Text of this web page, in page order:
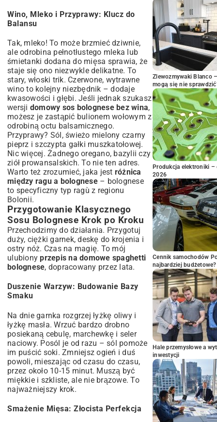
Wino, Mleko i Przyprawy: Klucz do
Balansu
Tak, mleko! To może brzmieć dziwnie,
ale odrobina pełnotłustego mleka lub
śmietanki dodana do mięsa sprawia, że
staje się ono niezwykle delikatne. To
stary, włoski trik. Czerwone, wytrawne
wino to kolejny niezbędnik – dodaje
kwasowości i głębi. Jeśli jednak szukasz
wersji domowy sos bolognese bez wina,
możesz je zastąpić bulionem wołowym z
odrobiną octu balsamicznego.
Przyprawy? Sól, świeżo mielony czarny
pieprz i szczypta gałki muszkatołowej.
Nic więcej. Żadnego oregano, bazylii czy
ziół prowansalskich. To nie ten adres.
Warto też zrozumieć, jaka jest różnica
między ragu a bolognese– bolognese
to specyficzny typ ragù z regionu
Bolonii.
Przygotowanie Klasycznego
Sosu Bolognese Krok po Kroku
Przechodzimy do działania. Przygotuj
duży, ciężki garnek, deskę do krojenia i
ostry nóż. Czas na magię. To mój
ulubionyprzepis na domowe spaghetti
bolognese, dopracowany przez lata.
Duszenie Warzyw: Budowanie Bazy
Smaku
Na dnie garnka rozgrzej łyżkę oliwy i
łyżkę masła. Wrzuć bardzo drobno
posiekaną cebulę, marchewkę i seler
naciowy. Posól je od razu – sól pomoże
im puścić soki. Zmniejsz ogień i duś
powoli, mieszając od czasu do czasu,
przez około 10-15 minut. Muszą być
miękkie i szkliste, ale nie brązowe. To
najważniejszy krok.
Smażenie Mięsa: Złocista Perfekcja
Zlewozmywaki Blanco
mogą się nie
Produkcja elektroniki –
2026
Cennik samochodów
najbardziej budżetowe?
Hale przemysłowe a
inwestycji